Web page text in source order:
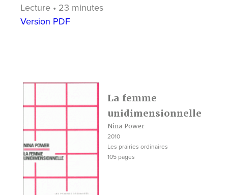
Lecture • 23 minutes
Version PDF
La femme
unidimensionnelle
Nina Power
2010
Les prairies ordinaires
105 pages